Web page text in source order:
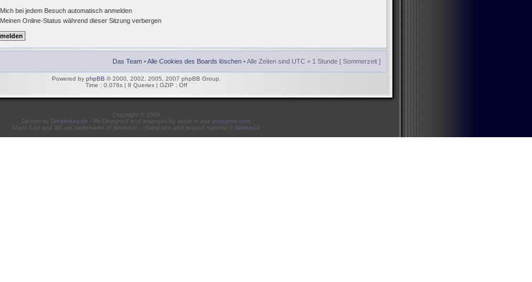
Mich bei jedem Besuch automatisch anmelden
Meinen Online-Status während dieser Sitzung verbergen
Das Team •Alle Cookies des Boards löschen • Alle Zeiten sind UTC + 1 Stunde [ Sommerzeit ]
Powered by phpBB © 2000, 2002, 2005, 2007 phpBB Group.
Time : 0.076s | 8 Queries | GZIP : Off
Copyright © 2009
Design by Doublekey.de - Re-Designed and arranged by τeam ττ and povupine.com
Mario Kart and Wii are trademarks of Nintendo - characters and related material © Nintendo